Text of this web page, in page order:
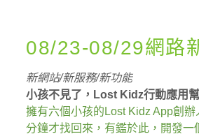
08/23-08/29網路
新網站/新服務/新功能
小孩不見了，Lost Kidz行動應用
擁有六個小孩的Lost Kidz App創
分鐘才找回來，有鑑於此，開發一